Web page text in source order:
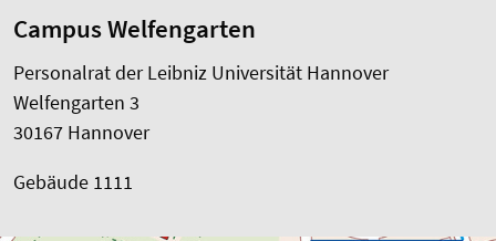
Campus Welfengarten
Personalrat der Leibniz Universität Hannover
Welfengarten 3
30167 Hannover
Gebäude 1111